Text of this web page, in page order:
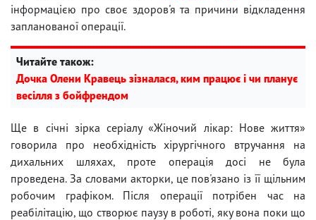
інформацією про своє здоров'я та причини відкладення
запланованої операції.
Читайте також:
Дочка Олени Кравець зізналася, ким працює і чи планує
весілля з бойфрендом
Ще в січні зірка серіалу «Жіночий лікар: Нове життя»
говорила про необхідність хірургічного втручання на
дихальних шляхах, проте операція досі не була
проведена. За словами акторки, це пов'язано із її щільним
робочим графіком. Після операції потрібен час на
реабілітацію, що створює паузу в роботі, яку вона поки що